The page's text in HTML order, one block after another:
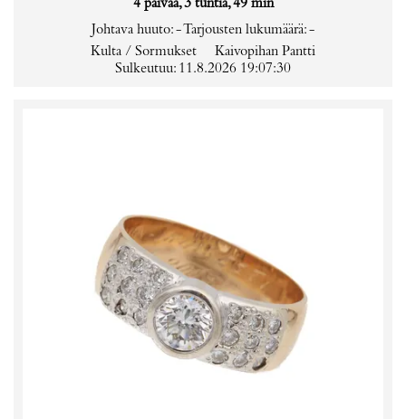
4 päivää, 3 tuntia, 49 min
Johtava huuto:-Tarjousten lukumäärä:-
Kulta / Sormukset
Kaivopihan Pantti
Sulkeutuu: 11.8.2026 19:07:30